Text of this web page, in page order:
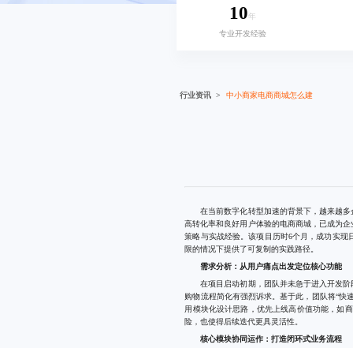
10年
专业开发经验
行业资讯 中小商家电商商城怎么建
在当前数字化转型加速的背景下，越来越多
高转化率和良好用户体验的电商商城，已成为
策略与实战经验。该项目历时6个月，成功实现
限的情况下提供了可复制的实践路径。
需求分析：从用户痛点出发定位核心功能
在项目启动初期，团队并未急于进入开发阶
购物流程简化有强烈诉求。基于此，团队将“快
用模块化设计思路，优先上线高价值功能，如
险，也使得后续迭代更具灵活性。
核心模块协同运作：打造闭环式业务流程